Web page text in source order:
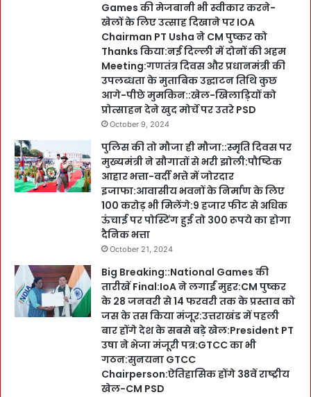
Games की मेजबानी भी स्वीकार करने-
खेलों के लिए उत्साह दिखाने पर IOA
Chairman PT Usha ने CM पुष्कर को
Thanks किया:नई दिल्ली में दोनों की अहम
Meeting:गणतंत्र दिवस और प्रधानमंत्री की
उपलब्धता के मुताबिक उद्घाटन तिथि कुछ
आगे-पीछे मुमकिन::खेल-खिलाड़ियों को
प्रोत्साहन देने खुद मोर्चे पर उतरे PSD
October 9, 2024
पुलिस की तो मौजा ही मौजा::स्मृति दिवस पर
मुख्यमंत्री ने सौगातों से भरी झोली:पौष्टिक
आहार भत्ता-वर्दी भत्ते में जोरदार
इजाफा:आवासीय भवनों के निर्माण के लिए
100 करोड़ भी मिलेंगे:9 हजार फीट से अधिक
ऊंचाई पर पोस्टिंग हुई तो 300 रूपये का होगा
दैनिक भत्ता
October 21, 2024
Big Breaking::National Games की
तारीखें Final:IoA ने लगाईं मुहर:CM पुष्कर
के 28 जनवरी से 14 फरवरी तक के प्रस्ताव को
जस के तस किया मंजूर:उत्तराखंड में पहली
बार होंगे देश के सबसे बड़े खेल:President PT
उषा ने भेजा मंजूरी पत्र:GTCC का भी
गठन:सुनयना GTCC
Chairperson:ऐतिहासिक होंगे 38वें राष्ट्रीय
खेल-CM PSD